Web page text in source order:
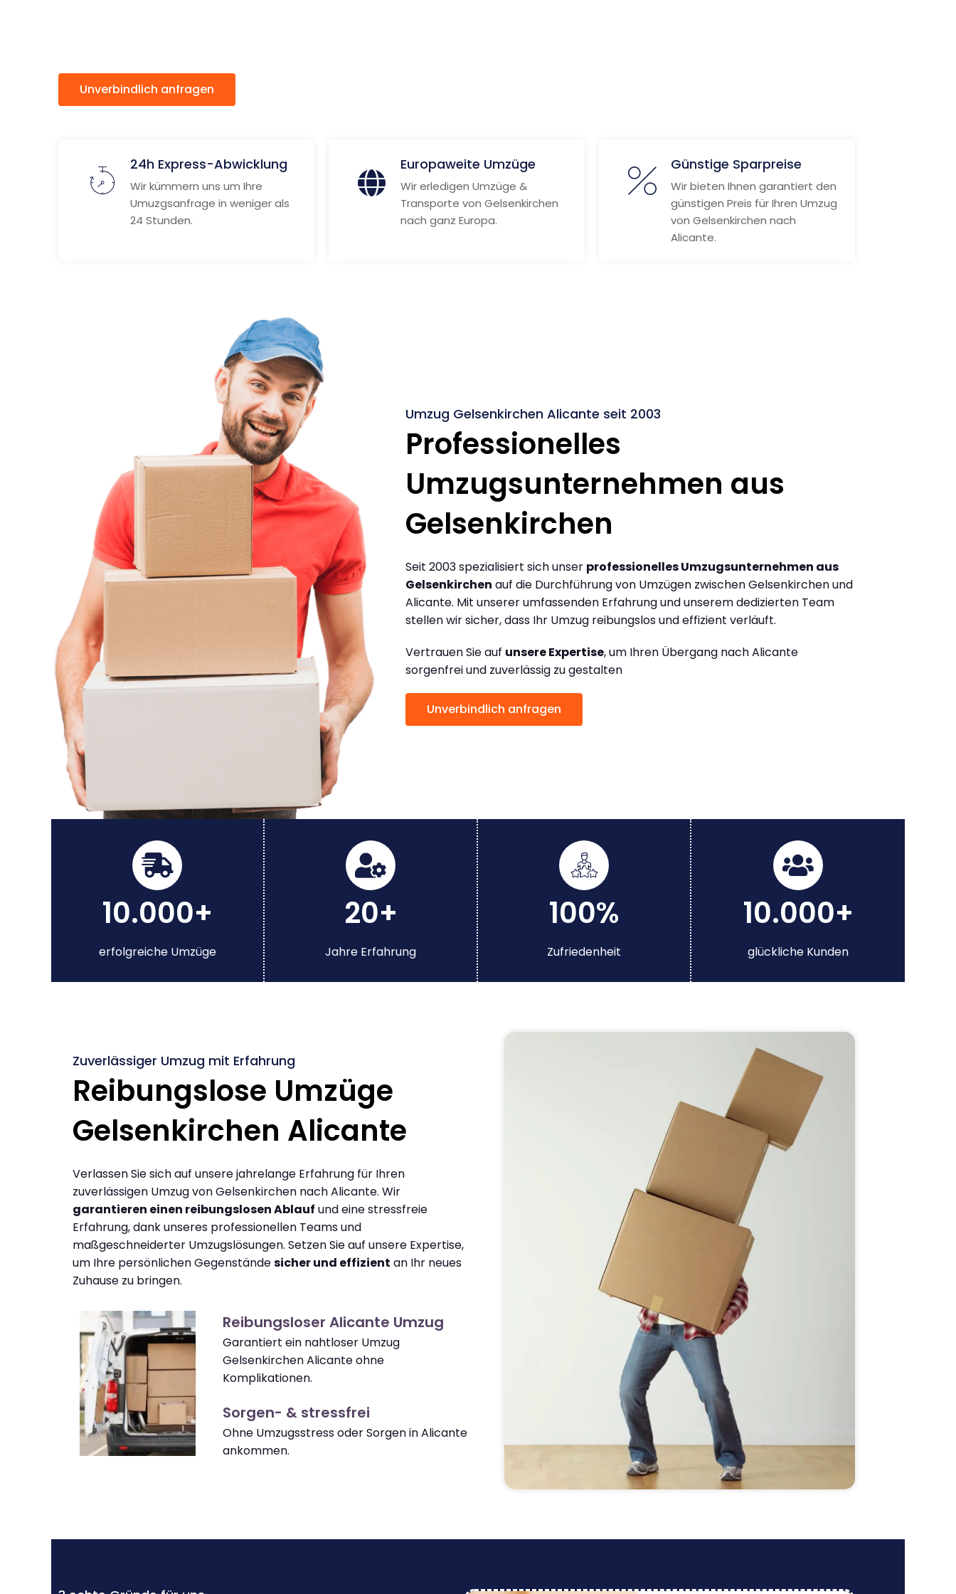
Unverbindlich anfragen
24h Express-Abwicklung
Wir kümmern uns um Ihre
Umuzgsanfrage in weniger als
24 Stunden.
Europaweite Umzüge
Wir erledigen Umzüge &
Transporte von Gelsenkirchen
nach ganz Europa.
Günstige Sparpreise
Wir bieten Ihnen garantiert den
günstigen Preis für Ihren Umzug
von Gelsenkirchen nach
Alicante.
Umzug Gelsenkirchen Alicante seit 2003
Professionelles
Umzugsunternehmen aus
Gelsenkirchen
Seit 2003 spezialisiert sich unser professionelles Umzugsunternehmen aus
Gelsenkirchen auf die Durchführung von Umzügen zwischen Gelsenkirchen und
Alicante. Mit unserer umfassenden Erfahrung und unserem dedizierten Team
stellen wir sicher, dass Ihr Umzug reibungslos und effizient verläuft.
Vertrauen Sie auf unsere Expertise, um Ihren Übergang nach Alicante
sorgenfrei und zuverlässig zu gestalten
Unverbindlich anfragen
10.000+
erfolgreiche Umzüge
20+
Jahre Erfahrung
100%
Zufriedenheit
10.000+
glückliche Kunden
Zuverlässiger Umzug mit Erfahrung
Reibungslose Umzüge
Gelsenkirchen Alicante
Verlassen Sie sich auf unsere jahrelange Erfahrung für Ihren
zuverlässigen Umzug von Gelsenkirchen nach Alicante. Wir
garantieren einen reibungslosen Ablauf und eine stressfreie
Erfahrung, dank unseres professionellen Teams und
maßgeschneiderter Umzugslösungen. Setzen Sie auf unsere Expertise,
um Ihre persönlichen Gegenständesicher und effizient an Ihr neues
Zuhause zu bringen.
Reibungsloser Alicante Umzug
Garantiert ein nahtloser Umzug
Gelsenkirchen Alicante ohne
Komplikationen.
Sorgen- & stressfrei
Ohne Umzugsstress oder Sorgen in Alicante
ankommen.